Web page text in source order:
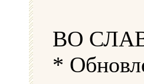
ВО
*